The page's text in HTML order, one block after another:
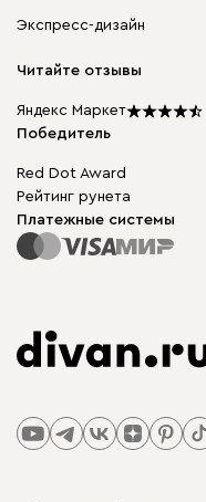
диван.клуб
Карьера
Подарочные сертификаты
Мы в прессе
Бескаркасная мебель
Столы и стулья
Экспресс-дизайн
Читайте отзывы
Яндекс Маркет
Победитель
Red Dot Award
Рейтинг рунета
Платежные системы